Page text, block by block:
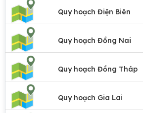
Quy hoạch Điện Biên
Quy hoạch Đồng Nai
Quy hoạch Đồng Tháp
Quy hoạch Gia Lai